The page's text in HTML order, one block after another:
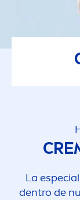
La
dentro de